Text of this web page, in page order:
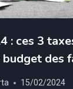
: ces 3
des
15/02/2024